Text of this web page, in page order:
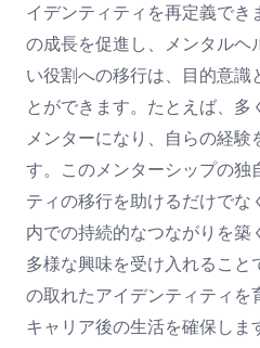
イデンティティを再定義でき
の成長を促進し、メンタルヘ
い役割への移行は、目的意識
とができます。たとえば、
メンターになり、自らの経験
す。このメンターシップの独
ティの移行を助けるだけでな
内での持続的なつながりを築
多様な興味を受け入れること
の取れたアイデンティティを
キャリア後の生活を確保しま